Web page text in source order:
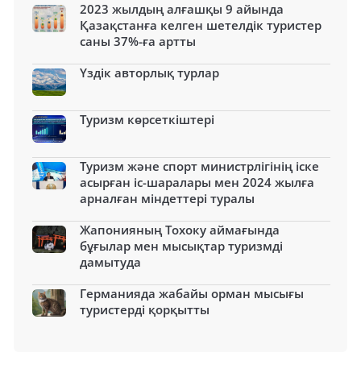
2023 жылдың алғашқы 9 айында
Қазақстанға келген шетелдік туристер
саны 37%-ға артты
Үздік авторлық турлар
Туризм көрсеткіштері
Туризм және спорт министрлігінің іске
асырған іс-шаралары мен 2024 жылға
арналған міндеттері туралы
Жапонияның Тохоку аймағында
бұғылар мен мысықтар туризмді
дамытуда
Германияда жабайы орман мысығы
туристерді қорқытты